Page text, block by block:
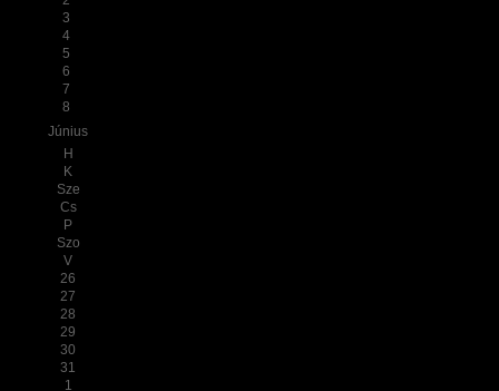
3
4
5
6
7
8
Június
H
K
Sze
Cs
P
Szo
V
26
27
28
29
30
31
1